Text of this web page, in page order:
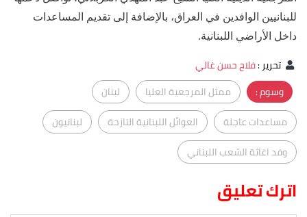
للبنانيين الوافدين في العراق، بالإضافة إلى تقديم المساعدات
داخل الأراضي اللبنانية.
تحرير:فلاح حسن غالي
وسوم :
ممثل المرجعية العليا
لبنان
مساعدات عاجلة
العوائل اللبنانية النازحة
لبنانيون
وفد اغاثة الشعب اللبناني
اترك تعليق